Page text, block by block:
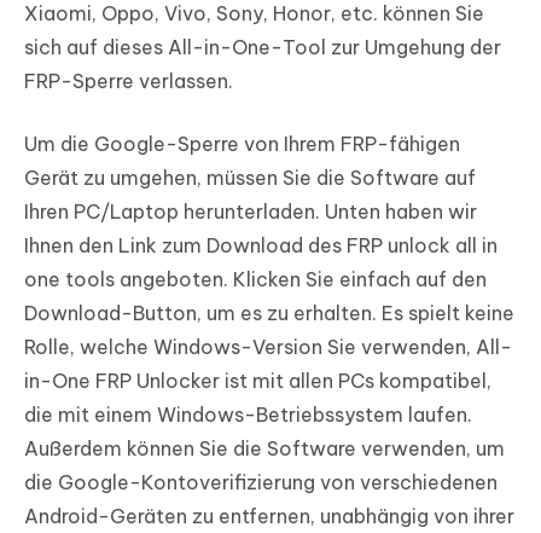
Xiaomi, Oppo, Vivo, Sony, Honor, etc. können Sie
sich auf dieses All-in-One-Tool zur Umgehung der
FRP-Sperre verlassen.
Um die Google-Sperre von Ihrem FRP-fähigen
Gerät zu umgehen, müssen Sie die Software auf
Ihren PC/Laptop herunterladen. Unten haben wir
Ihnen den Link zum Download des FRP unlock all in
one tools angeboten. Klicken Sie einfach auf den
Download-Button, um es zu erhalten. Es spielt keine
Rolle, welche Windows-Version Sie verwenden, All-
in-One FRP Unlocker ist mit allen PCs kompatibel,
die mit einem Windows-Betriebssystem laufen.
Außerdem können Sie die Software verwenden, um
die Google-Kontoverifizierung von verschiedenen
Android-Geräten zu entfernen, unabhängig von ihrer